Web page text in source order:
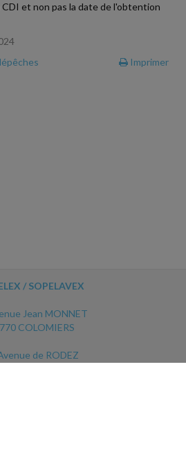
et non pas la date de l'obtention
Imprimer
/ SOPELAVEX
Jean MONNET
COLOMIERS
de RODEZ